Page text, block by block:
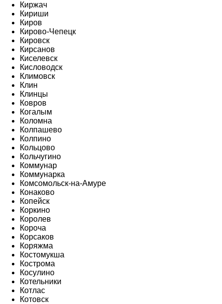
Киржач
Кириши
Киров
Кирово-Чепецк
Кировск
Кирсанов
Киселевск
Кисловодск
Климовск
Клин
Клинцы
Ковров
Когалым
Коломна
Колпашево
Колпино
Кольцово
Кольчугино
Коммунар
Коммунарка
Комсомольск-на-Амуре
Конаково
Копейск
Коркино
Королев
Короча
Корсаков
Коряжма
Костомукша
Кострома
Косулино
Котельники
Котлас
Котовск